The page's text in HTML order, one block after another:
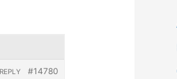
#14780
REPLY